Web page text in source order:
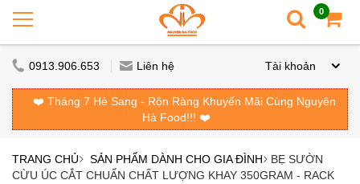
0
0913.906.653 Liên hệ Tài khoản
❤️ Tháng 7 Hè Sang - Rộn Ràng Khuyến Mãi Cùng Nguyên
Hà Food!!! ❤️
TRANG CHỦ SẢN PHẨM DÀNH CHO GIA ĐÌNH
BẸ SƯỜN
CỪU ÚC CẮT CHUẨN CHẤT LƯỢNG KHAY 350GRAM - RACK